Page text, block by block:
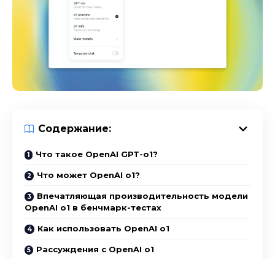
Содержание:
Что такое OpenAI GPT-o1?
Что может OpenAI o1?
Впечатляющая производительность модели
OpenAI o1 в бенчмарк-тестах
Как использовать OpenAI o1
Рассуждения с OpenAI o1